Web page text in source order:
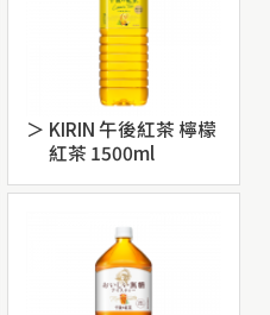
KIRIN 午後紅茶 檸檬
紅茶 1500ml